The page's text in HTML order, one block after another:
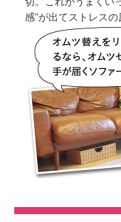
感”が出てストレスの